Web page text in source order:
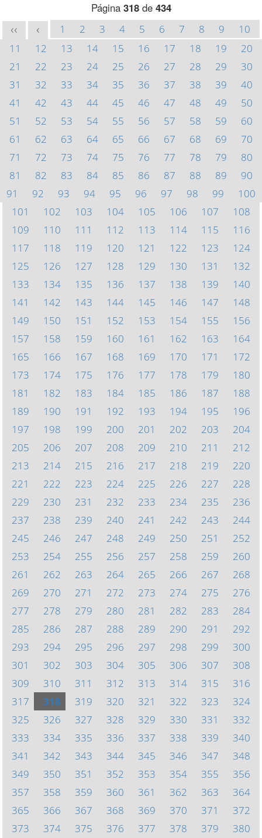
Página 318de 434
<< < 1 2 3 4 5 6 7 8 9
10
11
12 13 14 15 16 17 18 19
20
21
22 23 24 25 26 27 28 29
30
31
32 33 34 35 36 37 38 39
40
41
42 43 44 45 46 47 48 49
50
51
52 53 54 55 56 57 58 59
60
61
62 63 64 65 66 67 68 69
70
71
72 73 74 75 76 77 78 79
80
81
82 83 84 85 86 87 88 89
90
91
92 93 94 95 96 97 98 99
100
101
102 103 104 105 106 107
108
109
110 111 112 113 114 115
116
117
118 119 120 121 122 123
124
125
126 127 128 129 130 131
132
133
134 135 136 137 138 139
140
141
142 143 144 145 146 147
148
149
150 151 152 153 154 155
156
157
158 159 160 161 162 163
164
165
166 167 168 169 170 171
172
173
174 175 176 177 178 179
180
181
182 183 184 185 186 187
188
189
190 191 192 193 194 195
196
197
198 199 200 201 202 203
204
205
206 207 208 209 210 211
212
213
214 215 216 217 218 219
220
221
222 223 224 225 226 227
228
229
230 231 232 233 234 235
236
237
238 239 240 241 242 243
244
245
246 247 248 249 250 251
252
253
254 255 256 257 258 259
260
261
262 263 264 265 266 267
268
269
270 271 272 273 274 275
276
277
278 279 280 281 282 283
284
285
286 287 288 289 290 291
292
293
294 295 296 297 298 299
300
301
302 303 304 305 306 307
308
309
310 311 312 313 314 315
316
317
318 319 320 321 322 323
324
325
326 327 328 329 330 331
332
333
334 335 336 337 338 339
340
341
342 343 344 345 346 347
348
349
350 351 352 353 354 355
356
357
358 359 360 361 362 363
364
365
366 367 368 369 370 371
372
373
374 375 376 377 378 379 380